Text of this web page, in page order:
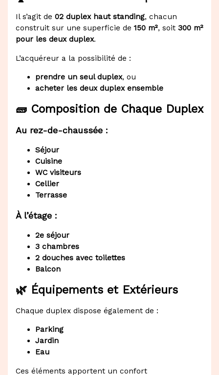
Il s’agit de 02 duplex haut standing, chacun
construit sur une superficie de150 m², soit 300 m²
pour les deux duplex.
L’acquéreur a la possibilité de :
prendre un seul duplex, ou
acheter les deux duplex ensemble
🧱 Composition de Chaque Duplex
Au rez-de-chaussée :
Séjour
Cuisine
WC visiteurs
Cellier
Terrasse
À l’étage :
2e séjour
3 chambres
2 douches avec toilettes
Balcon
🌿 Équipements et Extérieurs
Chaque duplex dispose également de :
Parking
Jardin
Eau
Ces éléments apportent un confort